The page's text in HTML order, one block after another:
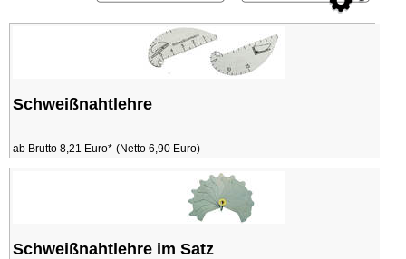
Schweißnahtlehre
ab Brutto 8,21 Euro* (Netto 6,90 Euro)
Schweißnahtlehre im Satz